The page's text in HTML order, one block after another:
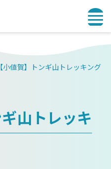
【小値賀】トンギ山トレッキング
ギ山トレッキ